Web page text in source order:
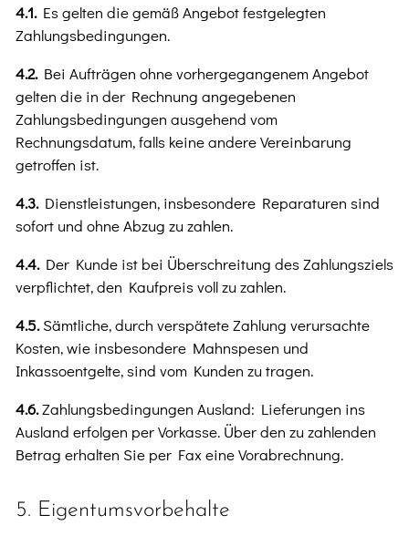
4.1.Es gelten die gemäß Angebot festgelegten
Zahlungsbedingungen.
4.2.Bei Aufträgen ohne vorhergegangenem Angebot
gelten die in der Rechnung angegebenen
Zahlungsbedingungen ausgehend vom
Rechnungsdatum, falls keine andere Vereinbarung
getroffen ist.
4.3.Dienstleistungen, insbesondere Reparaturen sind
sofort und ohne Abzug zu zahlen.
4.4.Der Kunde ist bei Überschreitung des Zahlungsziels
verpflichtet, den Kaufpreis voll zu zahlen.
4.5.Sämtliche, durch verspätete Zahlung verursachte
Kosten, wie insbesondere Mahnspesen und
Inkassoentgelte, sind vom Kunden zu tragen.
4.6.Zahlungsbedingungen Ausland: Lieferungen ins
Ausland erfolgen per Vorkasse. Über den zu zahlenden
Betrag erhalten Sie per Fax eine Vorabrechnung.
5. Eigentumsvorbehalte